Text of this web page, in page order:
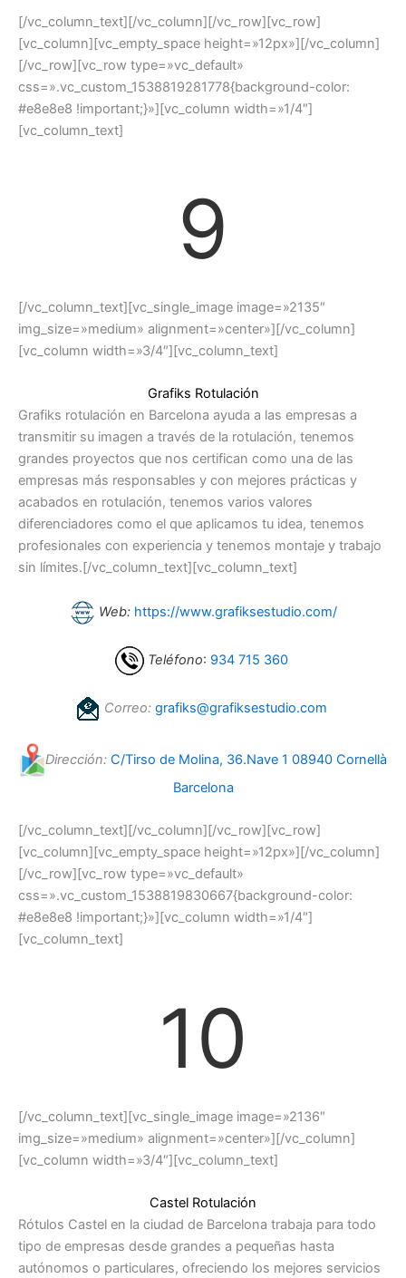
[/vc_column_text][/vc_column][/vc_row][vc_row]
[vc_column][vc_empty_space height=»12px»][/vc_column]
[/vc_row][vc_row type=»vc_default»
css=».vc_custom_1538819281778{background-color:
#e8e8e8 !important;}»][vc_column width=»1/4″]
[vc_column_text]
9
[/vc_column_text][vc_single_image image=»2135″
img_size=»medium» alignment=»center»][/vc_column]
[vc_column width=»3/4″][vc_column_text]
Grafiks Rotulación
Grafiks rotulación en Barcelona ayuda a las empresas a
transmitir su imagen a través de la rotulación, tenemos
grandes proyectos que nos certifican como una de las
empresas más responsables y con mejores prácticas y
acabados en rotulación, tenemos varios valores
diferenciadores como el que aplicamos tu idea, tenemos
profesionales con experiencia y tenemos montaje y trabajo
sin límites.[/vc_column_text][vc_column_text]
Web: https://www.grafiksestudio.com/
Teléfono: 934 715 360
Correo: grafiks@grafiksestudio.com
Dirección: C/Tirso de Molina, 36.Nave 1 08940 Cornellà
Barcelona
[/vc_column_text][/vc_column][/vc_row][vc_row]
[vc_column][vc_empty_space height=»12px»][/vc_column]
[/vc_row][vc_row type=»vc_default»
css=».vc_custom_1538819830667{background-color:
#e8e8e8 !important;}»][vc_column width=»1/4″]
[vc_column_text]
10
[/vc_column_text][vc_single_image image=»2136″
img_size=»medium» alignment=»center»][/vc_column]
[vc_column width=»3/4″][vc_column_text]
Castel Rotulación
Rótulos Castel en la ciudad de Barcelona trabaja para todo
tipo de empresas desde grandes a pequeñas hasta
autónomos o particulares, ofreciendo los mejores servicios